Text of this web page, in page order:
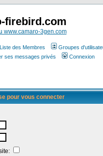
firebird.com
www.camaro-3gen.com
Liste des Membres Groupes
ses messages privés Connexion
pour vous connecter